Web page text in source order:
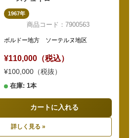
1967年
商品コード：7900563
ボルドー地方 ソーテルヌ地区
¥110,000（税込）
¥100,000（税抜）
在庫: 1本
カートに入れる
詳しく見る »